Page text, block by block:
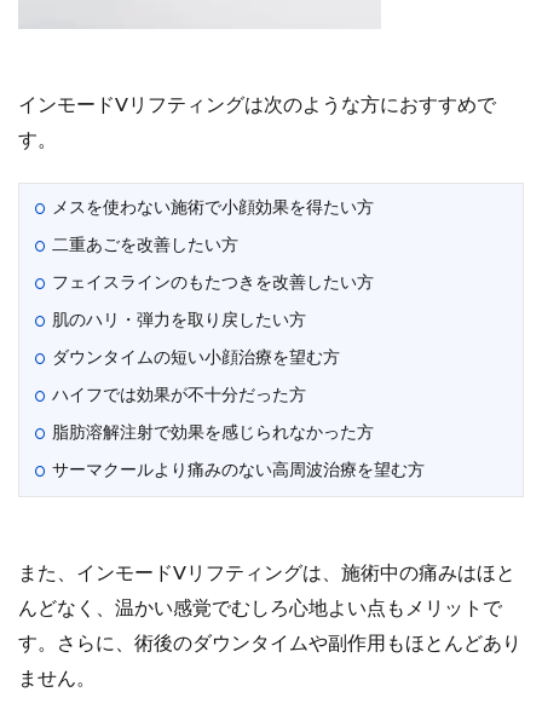
インモードVリフティングは次のような方におすすめで
す。
メスを使わない施術で小顔効果を得たい方
二重あごを改善したい方
フェイスラインのもたつきを改善したい方
肌のハリ・弾力を取り戻したい方
ダウンタイムの短い小顔治療を望む方
ハイフでは効果が不十分だった方
脂肪溶解注射で効果を感じられなかった方
サーマクールより痛みのない高周波治療を望む方
また、インモードVリフティングは、施術中の痛みはほと
んどなく、温かい感覚でむしろ心地よい点もメリットで
す。さらに、術後のダウンタイムや副作用もほとんどあり
ません。